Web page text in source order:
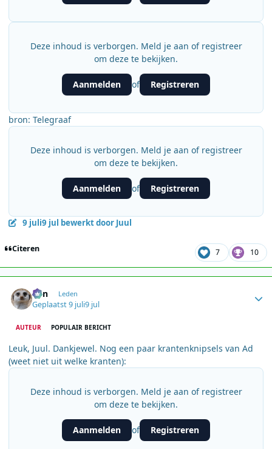
Deze inhoud is verborgen. Meld je aan of registreer
om deze te bekijken.
Aanmelden of Registreren
bron: Telegraaf
Deze inhoud is verborgen. Meld je aan of registreer
om deze te bekijken.
Aanmelden of Registreren
9 juli9 jul bewerkt door Juul
Citeren 7 10
Ben Leden
Geplaatst9 juli9 jul
AUTEUR POPULAIR BERICHT
Leuk, Juul. Dankjewel. Nog een paar krantenknipsels van Ad
(weet niet uit welke kranten):
Deze inhoud is verborgen. Meld je aan of registreer
om deze te bekijken.
Aanmelden of Registreren